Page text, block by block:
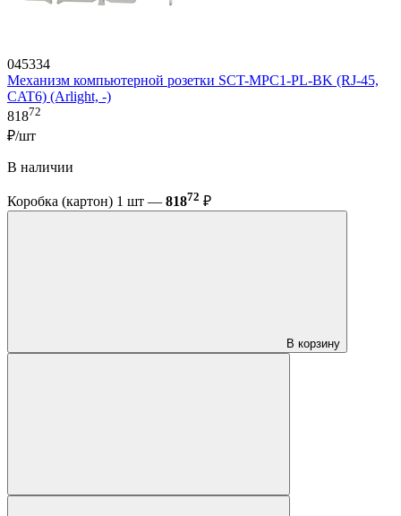
045334
Механизм компьютерной розетки SCT-MPC1-PL-BK (RJ-45,
CAT6) (Arlight, -)
81872
₽/шт
В наличии
Коробка (картон) 1 шт — 81872 ₽
В корзину